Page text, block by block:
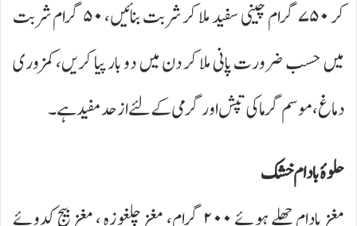
کر ۷۵۰ گرام چینی سفید ملا کر شربت بنائیں، ۵۰ گرام شربت
میں حسب ضرورت پانی ملا کر دن میں دو بار پیا کریں، کمزوری
دماغ، موسم گرما کی تپش اور گرمی کے لئے از حد مفید ہے۔
حلوۂ بادام خشک
مغز بادام چھلے ہوئے ۲۰۰ گرام، مغز چلغوزہ ، مغز بیج کدوئے